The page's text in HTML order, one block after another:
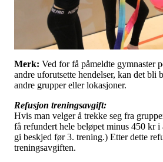
Merk: Ved for få påmeldte gymnaster
andre uforutsette hendelser, kan det bli
andre grupper eller lokasjoner.
Refusjon treningsavgift:
Hvis man velger å trekke seg fra
få refundert hele beløpet minus 450 kr
gi beskjed før 3. trening.) Etter dette
treningsavgiften.